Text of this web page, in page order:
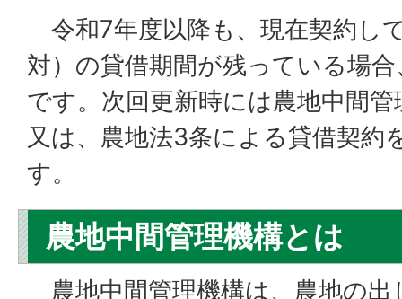
令和7年度以降も、現在契約し
対）の貸借期間が残っている場
です。次回更新時には農地中間
又は、農地法3条による貸借契約
す。
農地中間管理機構とは
農地中間管理機構は、農地の出